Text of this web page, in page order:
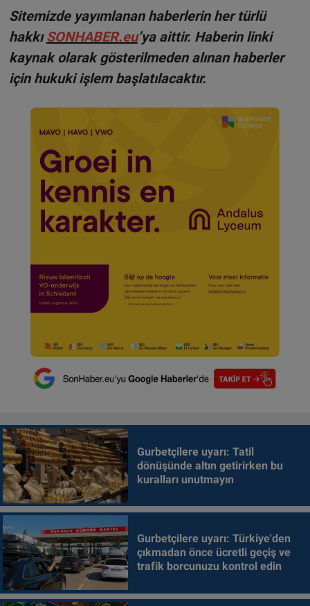
Sitemizde yayımlanan haberlerin her türlü
hakkıSONHABER.eu’ya aittir. Haberin linki
kaynak olarak gösterilmeden alınan haberler
için hukuki işlem başlatılacaktır.
Gurbetçilere uyarı: Tatil
dönüşünde altın getirirken bu
kuralları unutmayın
Gurbetçilere uyarı: Türkiye'den
çıkmadan önce ücretli geçiş ve
trafik borcunuzu kontrol edin